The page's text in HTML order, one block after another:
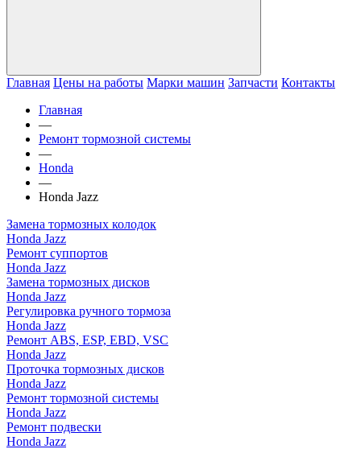
Главная Цены на работы Марки машин Запчасти Контакты
Главная
—
Ремонт тормозной системы
—
Honda
—
Honda Jazz
Замена тормозных колодок
Honda Jazz
Ремонт суппортов
Honda Jazz
Замена тормозных дисков
Honda Jazz
Регулировка ручного тормоза
Honda Jazz
Ремонт ABS, ESP, EBD, VSC
Honda Jazz
Проточка тормозных дисков
Honda Jazz
Ремонт тормозной системы
Honda Jazz
Ремонт подвески
Honda Jazz